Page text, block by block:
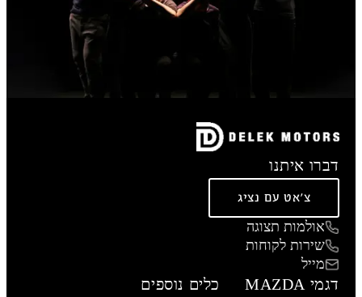
דברו איתנו
צ'אט עם נציג
אולמות תצוגה
שירות לקוחות
מייל
דגמי MAZDA כלים נוספים